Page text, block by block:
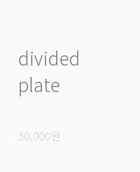
divided
plate
30,000원